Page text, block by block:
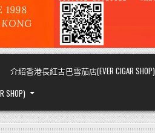
介紹香港長紅古巴雪茄店(EVER CIGAR SHOP)
SHOP)